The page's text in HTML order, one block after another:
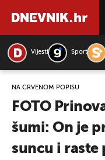
Vijesti Sport
NA CRVENOM POPISU
FOTO
šumi: On je
suncu i
PRETRAŽITE VIJESTI